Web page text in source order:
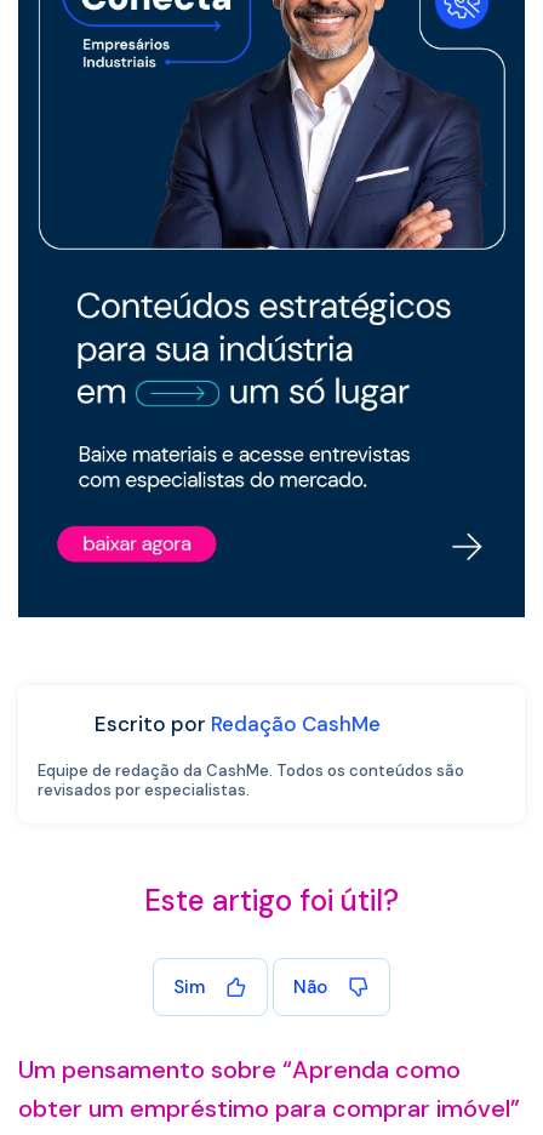
Escrito por Redação CashMe
Equipe de redação da CashMe. Todos os conteúdos são
revisados por especialistas.
Este artigo foi útil?
Sim Não
Um pensamento sobre “Aprenda como
obter um empréstimo para comprar imóvel”